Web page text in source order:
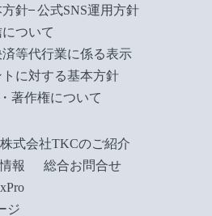
針
公式SNS運用方針
ついて
等代行業に係る表示
に対する基本方針
著作権について
株式会社TKCのご紹介
報
総合お問合せ
ジ